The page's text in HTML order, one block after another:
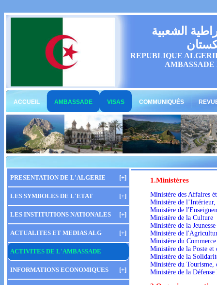
الشعبية
REPUBLIQUE
ACCUEIL AMBASSADE VISAS COMMUNIQUÉS
PRESENTATION DE L'ALGERIE [+]
LES SYMBOLES DE L'ETAT [+]
LES INSTITUTIONS NATIONALES [+]
ACTUALITES ET MEDIAS ALG [+]
ACTIVITES DE L'AMBASSADE
INFORMATIONS ECONOMIQUES [+]
1.Ministères
Ministère des Affaires
Ministère de
Ministère de
Ministère de la Culture
Ministère de la
Ministère de
Ministère du Commerce
Ministère de la Poste et
Ministère de la
Ministère du
Ministère de la Défense